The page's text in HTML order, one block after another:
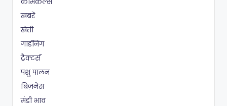
ख़बरें
खेती
गार्डनिंग
ट्रैक्टर्स
पशु पालन
बिज़नेस
मंडी भाव